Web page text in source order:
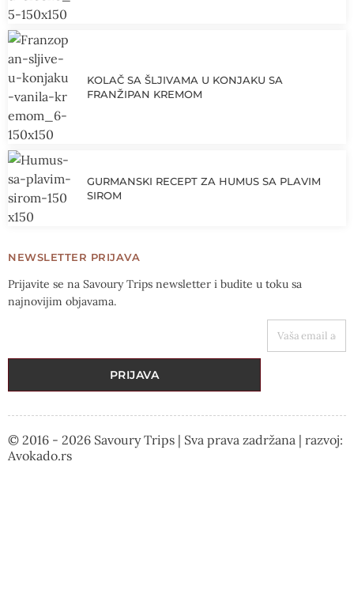
KOLAČ SA ŠLJIVAMA U KONJAKU SA
FRANŽIPAN KREMOM
GURMANSKI RECEPT ZA HUMUS SA PLAVIM
SIROM
NEWSLETTER PRIJAVA
Prijavite se na Savoury Trips newsletter i budite u toku sa
najnovijim objavama.
PRIJAVA
© 2016 - 2026 Savoury Trips | Sva prava zadržana | razvoj:
Avokado.rs